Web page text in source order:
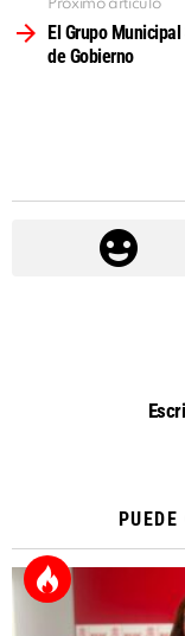
Próximo artículo
El Grupo
de Gobierno